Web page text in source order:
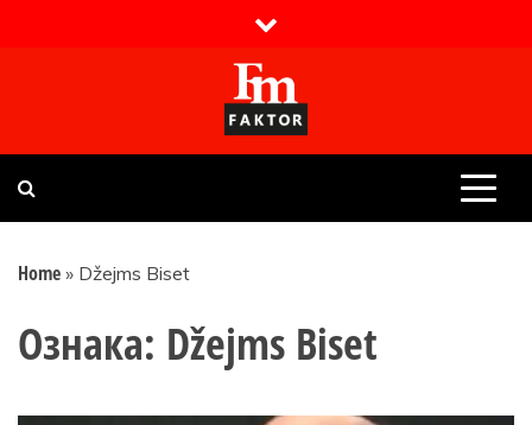
Faktor magazin
Uvijek presudan
Home » Džejms Biset
Ознака: Džejms Biset